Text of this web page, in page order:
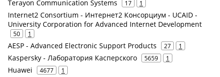
Terayon Communication Systems 17 1
Internet2 Consortium - Интернет2 Консорциум - UCAID -
University Corporation for Advanced Internet Development
50 1
AESP - Advanced Electronic Support Products 27 1
Kaspersky - Лаборатория Касперского 5659 1
Huawei 4677 1